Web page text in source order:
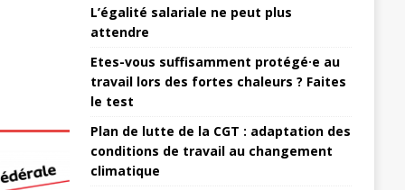
L’égalité salariale ne peut plus
attendre
Etes-vous suffisamment protégé·e au
travail lors des fortes chaleurs ? Faites
le test
Plan de lutte de la CGT : adaptation des
conditions de travail au changement
climatique